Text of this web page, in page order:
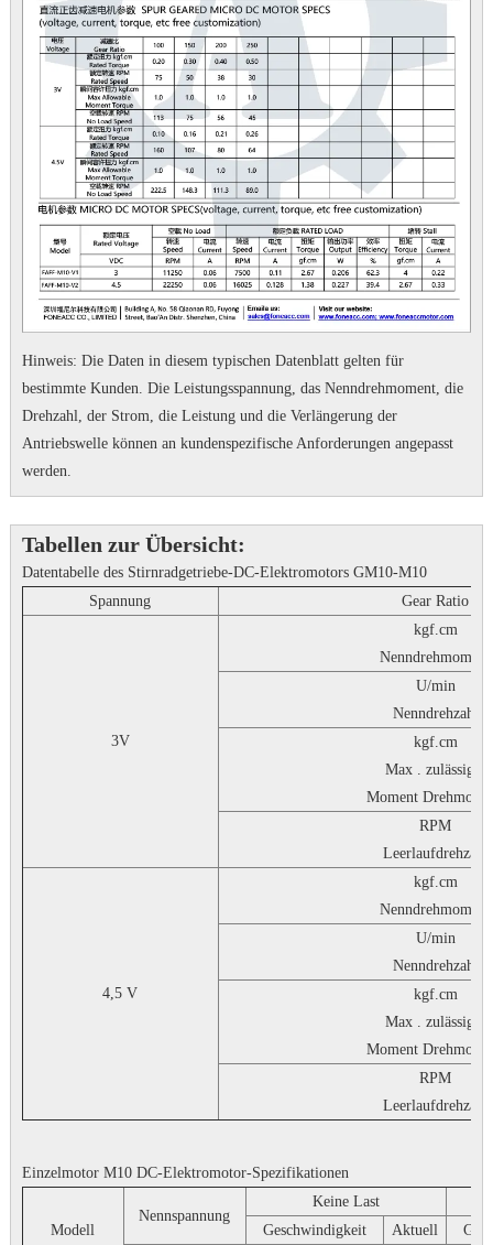
Hinweis: Die Daten in diesem typischen Datenblatt gelten für
bestimmte Kunden. Die Leistungsspannung, das Nenndrehmoment, die
Drehzahl, der Strom, die Leistung und die Verlängerung der
Antriebswelle können an kundenspezifische Anforderungen angepasst
werden.
Tabellen zur Übersicht:
Datentabelle des Stirnradgetriebe-DC-Elektromotors GM10-M10
Spannung
Gear Ratio
3V
kgf.cm
Nenndrehmoment
U/min
Nenndrehzahl
kgf.cm
Max . zulässiges
Moment
RPM
Leerlaufdrehzahl
4,5 V
kgf.cm
Nenndrehmoment
U/min
Nenndrehzahl
kgf.cm
Max . zulässiges
Moment
RPM
Leerlaufdrehzahl
Einzelmotor M10 DC-Elektromotor-Spezifikationen
Modell
Nennspannung
Keine Last
Geschwindigkeit
Aktuell